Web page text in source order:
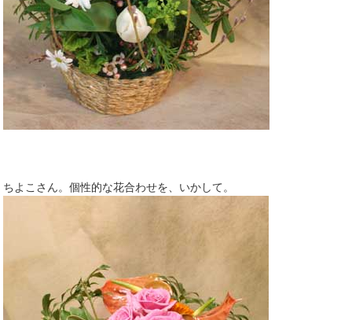
ちよこさん。個性的な花合わせを、いかして。